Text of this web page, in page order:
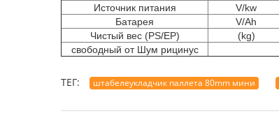
Источник питания
V/kw
Батарея
V/Ah
Чистый вес (PS/EP)
(kg)
свободный от Шум рицинус
ТЕГ: штабелеукладчик паллета 80mm мини